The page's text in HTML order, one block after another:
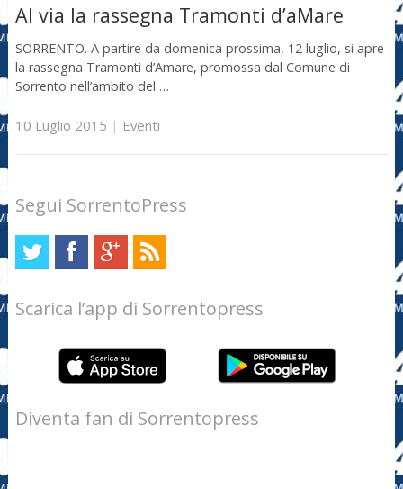
Al via la rassegna Tramonti d’aMare
SORRENTO. A partire da domenica prossima, 12 luglio, si apre
la rassegna Tramonti d’Amare, promossa dal Comune di
Sorrento nell’ambito del …
10 Luglio 2015 | Eventi
Segui SorrentoPress
Scarica l’app di Sorrentopress
Diventa fan di Sorrentopress